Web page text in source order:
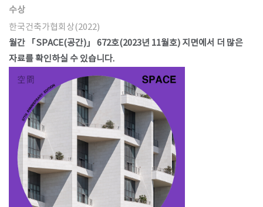
수상
한국건축가협회상(2022)
월간 「SPACE(공간)」 672호(2023년 11월호) 지면에서 더 많은
자료를 확인하실 수 있습니다.